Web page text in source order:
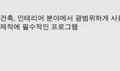
건축, 인테리어 분야에서 광범위하게
제작에 필수적인 프로그램